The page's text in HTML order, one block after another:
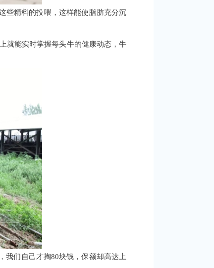
些精料的投喂，这样能使脂肪充分沉
就能实时掌握每头牛的健康动态，牛
我们自己才掏80块钱，保额却高达上